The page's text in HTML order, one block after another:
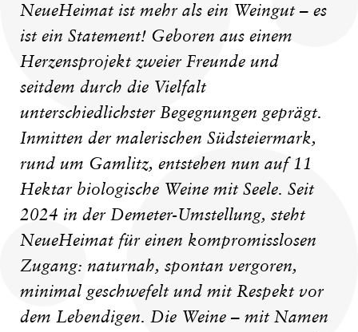
NeueHeimat ist mehr als ein Weingut – es
ist ein Statement! Geboren aus einem
Herzensprojekt zweier Freunde und
seitdem durch die Vielfalt
unterschiedlichster Begegnungen geprägt.
Inmitten der malerischen Südsteiermark,
rund um Gamlitz, entstehen nun auf 11
Hektar biologische Weine mit Seele. Seit
2024 in der Demeter-Umstellung, steht
NeueHeimat für einen kompromisslosen
Zugang: naturnah, spontan vergoren,
minimal geschwefelt und mit Respekt vor
dem Lebendigen. Die Weine – mit Namen